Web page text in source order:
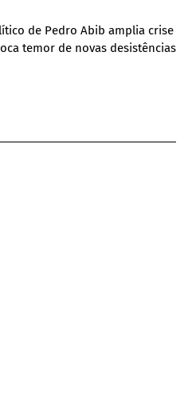
de Pedro Abib amplia crise
temor de novas desistências